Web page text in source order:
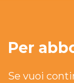
Per
Se vuoi